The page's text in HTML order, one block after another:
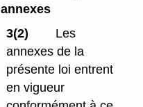
annexes
3(2)
Les
annexes de la
présente loi entrent
en vigueur